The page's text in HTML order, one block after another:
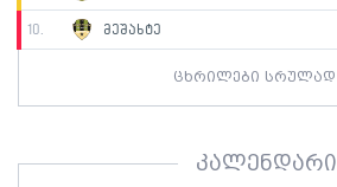
10. მეშახტე
ცხრილები სრულად
კალენდარი